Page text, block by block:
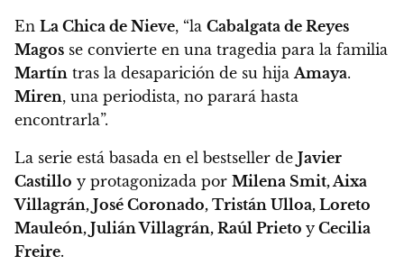
En La Chica de Nieve, “la Cabalgata de Reyes
Magos se convierte en una tragedia para la familia
Martín tras la desaparición de su hijaAmaya.
Miren, una periodista, no parará hasta
encontrarla”.
La serie está basada en el bestseller de Javier
Castillo y protagonizada por Milena Smit, Aixa
Villagrán, José Coronado, Tristán Ulloa, Loreto
Mauleón, Julián Villagrán, Raúl Prieto y Cecilia
Freire.